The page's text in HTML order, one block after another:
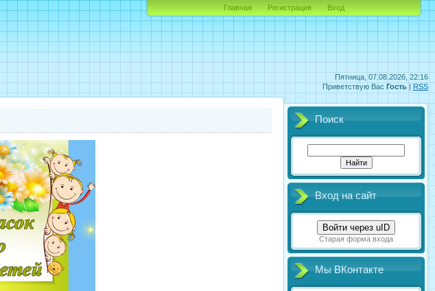
Пятница, 07.08.2026, 22:16
Приветствую Вас Гость | RSS
Главная Регистрация Вход
Поиск
Вход на сайт
Войти через uID
Старая форма входа
Мы ВКонтакте